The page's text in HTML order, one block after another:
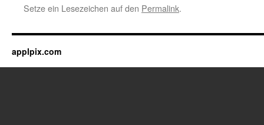
Setze ein Lesezeichen auf den Permalink.
applpix.com